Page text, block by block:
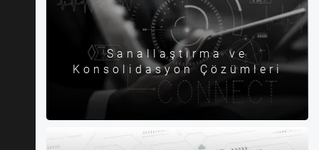
Sanallaştırma ve
Konsolidasyon Çözümleri